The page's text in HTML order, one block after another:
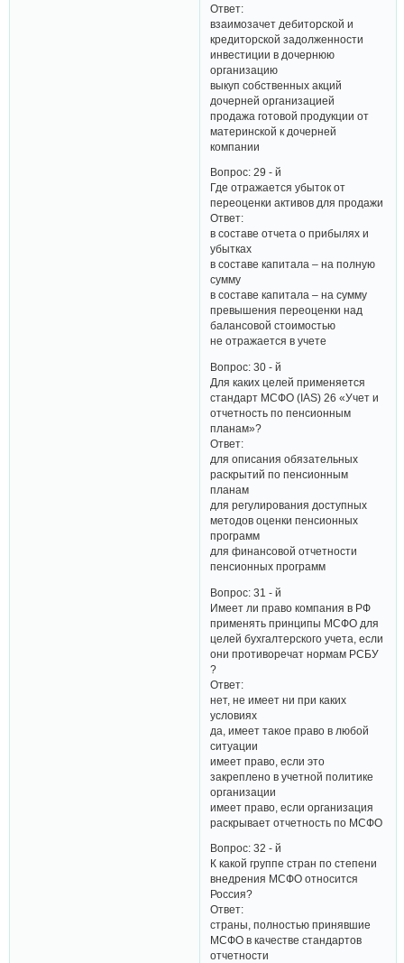
Ответ:
взаимозачет дебиторской и
кредиторской задолженности
инвестиции в дочернюю
организацию
выкуп собственных акций
дочерней организацией
продажа готовой продукции от
материнской к дочерней
компании
Вопрос: 29 - й
Где отражается убыток от
переоценки активов для продажи
Ответ:
в составе отчета о прибылях и
убытках
в составе капитала – на полную
сумму
в составе капитала – на сумму
превышения переоценки над
балансовой стоимостью
не отражается в учете
Вопрос: 30 - й
Для каких целей применяется
стандарт МСФО (IAS) 26 «Учет и
отчетность по пенсионным
планам»?
Ответ:
для описания обязательных
раскрытий по пенсионным
планам
для регулирования доступных
методов оценки пенсионных
программ
для финансовой отчетности
пенсионных программ
Вопрос: 31 - й
Имеет ли право компания в РФ
применять принципы МСФО для
целей бухгалтерского учета, если
они противоречат нормам РСБУ
?
Ответ:
нет, не имеет ни при каких
условиях
да, имеет такое право в любой
ситуации
имеет право, если это
закреплено в учетной политике
организации
имеет право, если организация
раскрывает отчетность по МСФО
Вопрос: 32 - й
К какой группе стран по степени
внедрения МСФО относится
Россия?
Ответ:
страны, полностью принявшие
МСФО в качестве стандартов
отчетности